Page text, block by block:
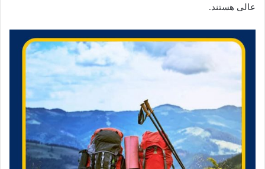
عالی هستند.